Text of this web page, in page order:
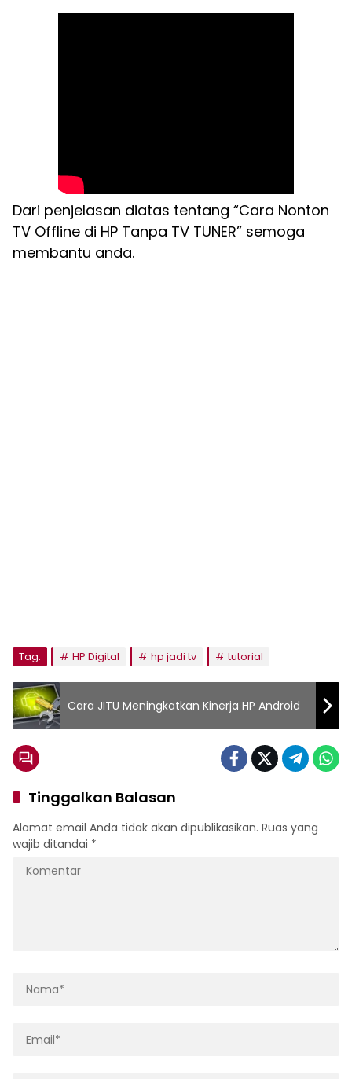
Dari penjelasan diatas tentang “Cara Nonton
TV Offline di HP Tanpa TV TUNER” semoga
membantu anda.
Tag: HP Digital hp jadi tv tutorial
Cara JITU Meningkatkan Kinerja HP Android
Tinggalkan Balasan
Alamat email Anda tidak akan dipublikasikan. Ruas yang
wajib ditandai *